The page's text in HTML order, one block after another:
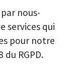
nous-
services qui
pour notre
RGPD.